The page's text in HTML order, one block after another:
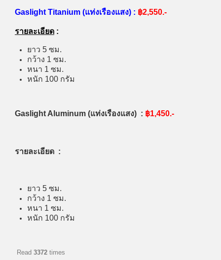
Gaslight Titanium (แท่งเรืองแสง) : ฿2,550.-
รายละเอียด :
ยาว 5 ซม.
กว้าง 1 ซม.
หนา 1 ซม.
หนัก 100 กรัม
Gaslight Aluminum (แท่งเรืองแสง) : ฿1,450.-
รายละเอียด :
ยาว 5 ซม.
กว้าง 1 ซม.
หนา 1 ซม.
หนัก 100 กรัม
Read 3372 times